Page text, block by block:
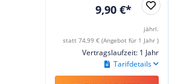
9,90 €*
jährl.
statt 74,99 € (Angebot für 1 Jahr )
Vertragslaufzeit: 1 Jahr
Tarifdetails